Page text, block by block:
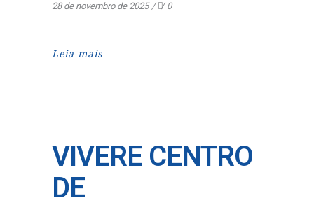
28 de novembro de 2025
0
Leia mais
VIVERE CENTRO
DE